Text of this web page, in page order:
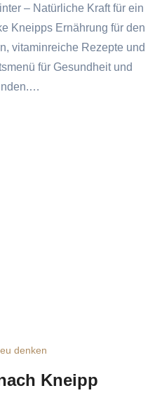
Kneipps Ernährung für den
vitaminreiche Rezepte und
für Gesundheit und
denken
Kneipp